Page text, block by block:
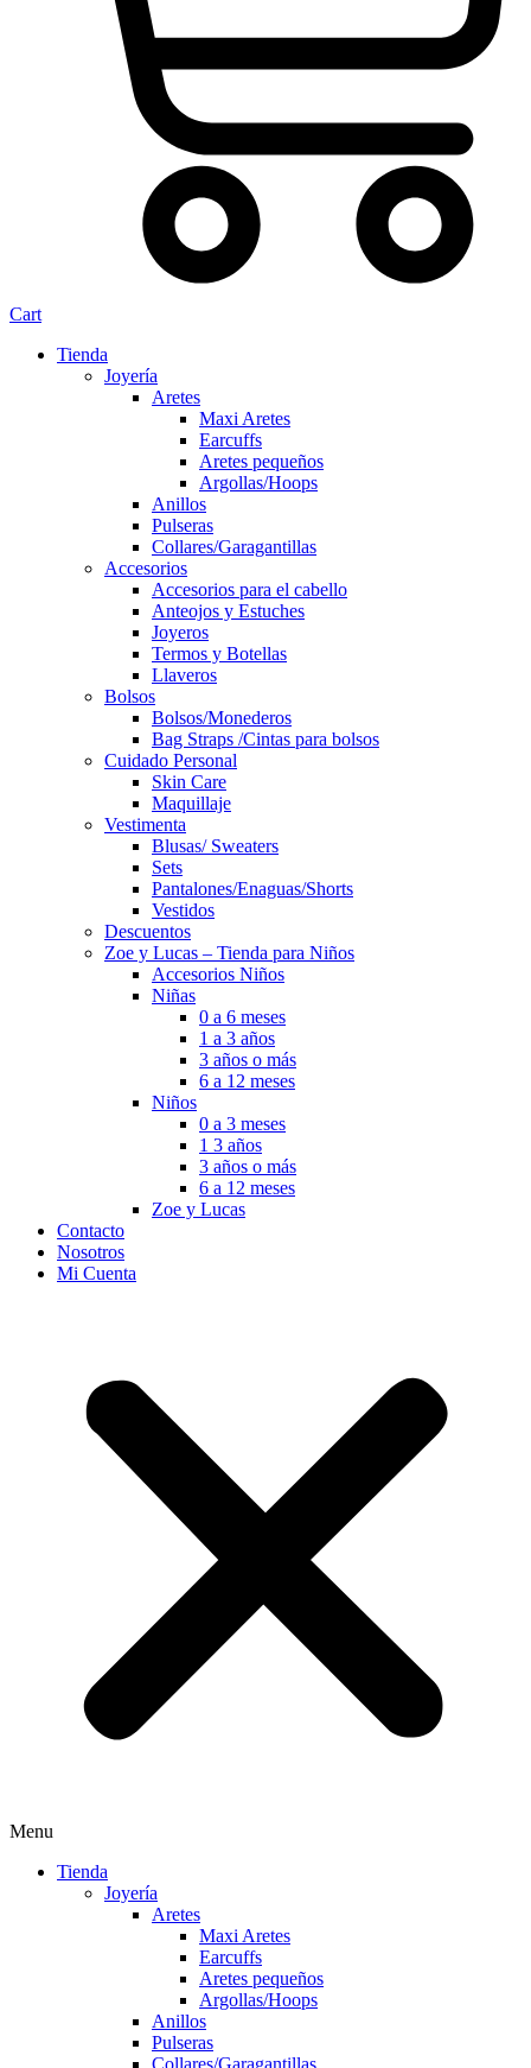
Cart
Tienda
Joyería
Aretes
Maxi Aretes
Earcuffs
Aretes pequeños
Argollas/Hoops
Anillos
Pulseras
Collares/Garagantillas
Accesorios
Accesorios para el cabello
Anteojos y Estuches
Joyeros
Termos y Botellas
Llaveros
Bolsos
Bolsos/Monederos
Bag Straps /Cintas para bolsos
Cuidado Personal
Skin Care
Maquillaje
Vestimenta
Blusas/ Sweaters
Sets
Pantalones/Enaguas/Shorts
Vestidos
Descuentos
Zoe y Lucas – Tienda para Niños
Accesorios Niños
Niñas
0 a 6 meses
1 a 3 años
3 años o más
6 a 12 meses
Niños
0 a 3 meses
1 3 años
3 años o más
6 a 12 meses
Zoe y Lucas
Contacto
Nosotros
Mi Cuenta
Menu
Tienda
Joyería
Aretes
Maxi Aretes
Earcuffs
Aretes pequeños
Argollas/Hoops
Anillos
Pulseras
Collares/Garagantillas